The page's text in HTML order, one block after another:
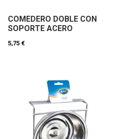
COMEDERO DOBLE CON
SOPORTE ACERO
5,75 €